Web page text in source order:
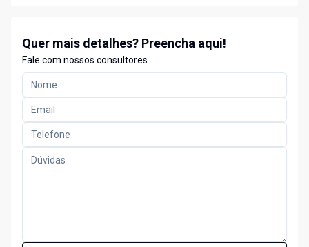
Quer mais detalhes? Preencha aqui!
Fale com nossos consultores